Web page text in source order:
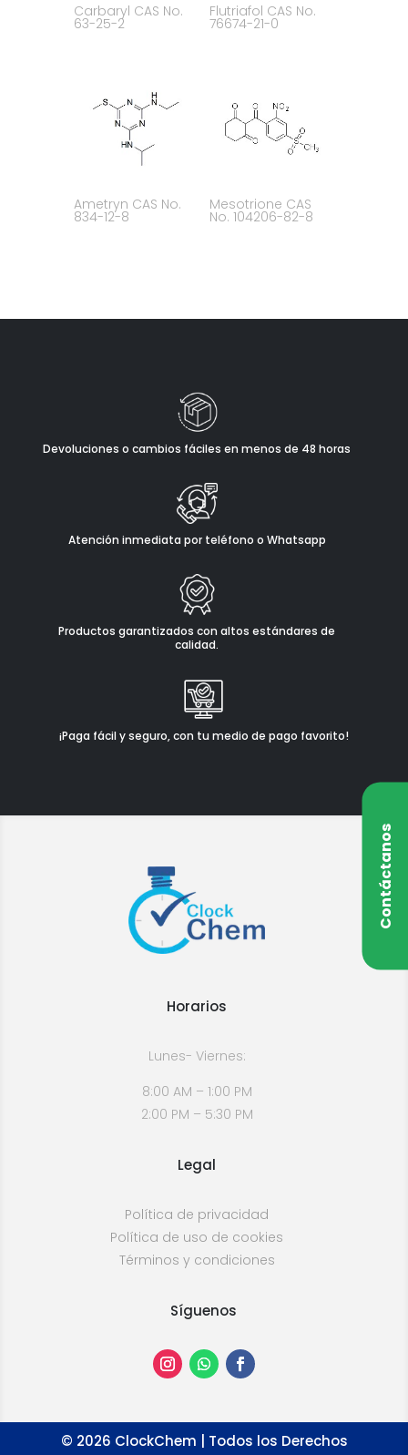
Carbaryl CAS No.
63-25-2
Flutriafol CAS No.
76674-21-0
Ametryn CAS No.
834-12-8
Mesotrione CAS
No. 104206-82-8
Devoluciones o cambios fáciles en menos de 48 horas
Atención inmediata por teléfono o Whatsapp
Productos garantizados con altos estándares de
calidad.
¡Paga fácil y seguro, con tu medio de pago favorito!
Contáctanos
Horarios
Lunes- Viernes:
8:00 AM – 1:00 PM
2:00 PM – 5:30 PM
Legal
Política de privacidad
Política de uso de cookies
Términos y condiciones
Síguenos
© 2026 ClockChem | Todos los Derechos